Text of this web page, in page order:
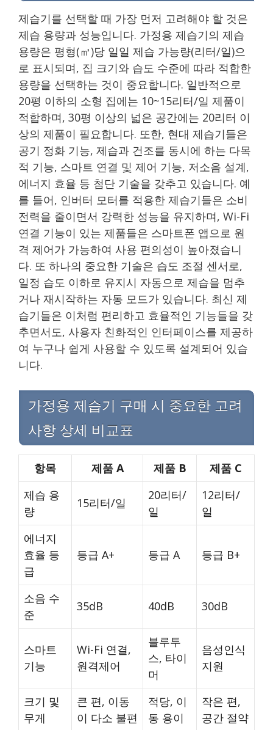
제습기를 선택할 때 가장 먼저 고려해야 할 것은
제습 용량과 성능입니다. 가정용 제습기의 제습
용량은 평형(㎥)당 일일 제습 가능량(리터/일)으
로 표시되며, 집 크기와 습도 수준에 따라 적합한
용량을 선택하는 것이 중요합니다. 일반적으로
20평 이하의 소형 집에는 10~15리터/일 제품이
적합하며, 30평 이상의 넓은 공간에는 20리터 이
상의 제품이 필요합니다. 또한, 현대 제습기들은
공기 정화 기능, 제습과 건조를 동시에 하는 다목
적 기능, 스마트 연결 및 제어 기능, 저소음 설계,
에너지 효율 등 첨단 기술을 갖추고 있습니다. 예
를 들어, 인버터 모터를 적용한 제습기들은 소비
전력을 줄이면서 강력한 성능을 유지하며, Wi-Fi
연결 기능이 있는 제품들은 스마트폰 앱으로 원
격 제어가 가능하여 사용 편의성이 높아졌습니
다. 또 하나의 중요한 기술은 습도 조절 센서로,
일정 습도 이하로 유지시 자동으로 제습을 멈추
거나 재시작하는 자동 모드가 있습니다. 최신 제
습기들은 이처럼 편리하고 효율적인 기능들을 갖
추면서도, 사용자 친화적인 인터페이스를 제공하
여 누구나 쉽게 사용할 수 있도록 설계되어 있습
니다.
가정용 제습기 구매 시 중요한 고려
사항 상세 비교표
항목 제품 A 제품 B
제품 C
제습 용
량
15리터/일
20리터/
일
12리터/
일
에너지
효율 등
급
등급 A+ 등급 A 등급 B+
소음 수
준
35dB 40dB 30dB
스마트
기능
Wi-Fi 연결,
원격제어
블루투
스, 타이
머
음성인식
지원
크기 및
무게
큰 편, 이동
이 다소 불편
적당, 이
동 용이
작은 편,
공간 절약